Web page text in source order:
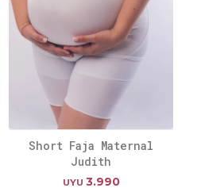
Short Faja Maternal
Judith
UYU 3.990